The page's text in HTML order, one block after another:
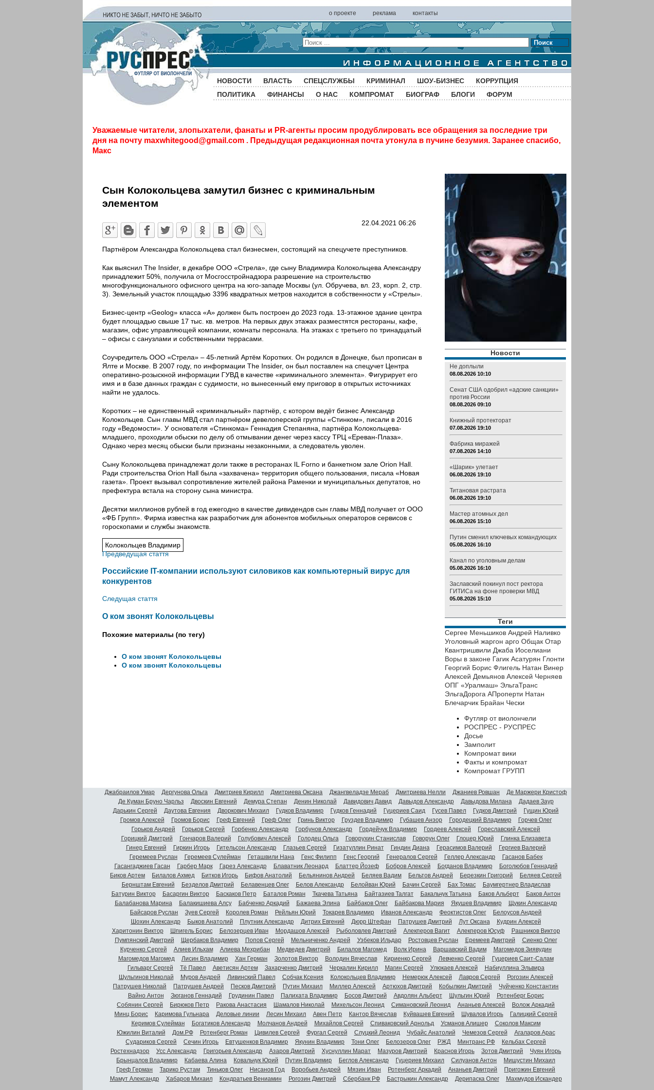
о проекте реклама контакты
Поиск
НОВОСТИ ВЛАСТЬ СПЕЦСЛУЖБЫ КРИМИНАЛ ШОУ-БИЗНЕС
КОРРУПЦИЯ
ПОЛИТИКА
ФИНАНСЫ О НАС КОМПРОМАТ БИОГРАФ БЛОГИ ФОРУМ
Уважаемые читатели, злопыхатели, фанаты и PR-агенты просим продублировать все обращения за последние три
дня на почту maxwhitegood@gmail.com . Предыдущая редакционная почта утонула в пучине безумия. Заранее спасибо,
Макс
Сын Колокольцева замутил бизнес с криминальным
элементом
22.04.2021 06:26
Партнёром Александра Колокольцева стал бизнесмен, состоящий на спецучете преступников.
Как выяснил The Insider, в декабре ООО «Стрела», где сыну Владимира Колокольцева Александру
принадлежит 50%, получила от Мосгосстройнадзора разрешение на строительство
многофункционального офисного центра на юго-западе Москвы (ул. Обручева, вл. 23, корп. 2, стр.
3). Земельный участок площадью 3396 квадратных метров находится в собственности у «Стрелы».
Бизнес-центр «Geolog» класса «А» должен быть построен до 2023 года. 13-этажное здание центра
будет площадью свыше 17 тыс. кв. метров. На первых двух этажах разместятся рестораны, кафе,
магазин, офис управляющей компании, комнаты персонала. На этажах с третьего по тринадцатый
– офисы с санузлами и собственными террасами.
Соучредитель ООО «Стрела» – 45-летний Артём Коротких. Он родился в Донецке, был прописан в
Ялте и Москве. В 2007 году, по информации The Insider, он был поставлен на спецучет Центра
оперативно-розыскной информации ГУВД в качестве «криминального элемента». Фигурирует его
имя и в базе данных граждан с судимости, но вынесенный ему приговор в открытых источниках
найти не удалось.
Коротких – не единственный «криминальный» партнёр, с котором ведёт бизнес Александр
Колокольцев. Сын главы МВД стал партнёром девелоперской группы «Стинком», писали в 2016
году «Ведомости». У основателя «Стинкома» Геннадия Степаняна, партнёра Колокольцева-
младшего, проходили обыски по делу об отмывании денег через кассу ТРЦ «Ереван-Плаза».
Однако через месяц обыски были признаны незаконными, а следователь уволен.
Сыну Колокольцева принадлежат доли также в ресторанах IL Forno и банкетном зале Orion Hall.
Ради строительства Orion Hall была «захвачена» территория общего пользования, писала «Новая
газета». Проект вызывал сопротивление жителей района Раменки и муниципальных депутатов, но
префектура встала на сторону сына министра.
Десятки миллионов рублей в год ежегодно в качестве дивидендов сын главы МВД получает от ООО
«ФБ Групп». Фирма известна как разработчик для абонентов мобильных операторов сервисов с
гороскопами и службы знакомств.
Колокольцев Владимир
Предведущая стаття
Российские IT-компании используют силовиков как компьютерный вирус для
конкурентов
Следущая стаття
О ком звонят Колокольцевы
Похожие материалы (по тегу)
О ком звонят Колокольцевы
О ком звонят Колокольцевы
Новости
Не доплыли
08.08.2026 10:10
Сенат США одобрил «адские санкции»
против России
08.08.2026 09:10
Книжный протекторат
07.08.2026 19:10
Фабрика миражей
07.08.2026 14:10
«Шарик» улетает
06.08.2026 19:10
Титановая растрата
06.08.2026 19:10
Мастер атомных дел
06.08.2026 15:10
Путин сменил ключевых командующих
05.08.2026 16:10
Канал по уголовным делам
05.08.2026 16:10
Заславский покинул пост ректора
ГИТИСа на фоне проверки МВД
05.08.2026 15:10
Теги
Сергее Меньшиков Андрей Наливко
Уголовный жаргон арго Общак Отар
Квантришвили Джаба Иоселиани
Воры в законе Гагик Асатурян Глонти
Георгий Борис Флигель Натан Винер
Алексей Демьянов Алексей Черняев
ОПГ «Уралмаш» ЭльгаТранс
ЭльгаДорога АПроперти Натан
Блечарчик Брайан Чески
Футляр от виолончели
РОСПРЕС - РУСПРЕС
Досье
Замполит
Компромат вики
Факты и компромат
Компромат ГРУПП
Джабраилов Умар Дергунова Ольга Дмитриев Кирилл Дмитриева Оксана Джангвеладзе Мераб Дмитриева Нелли Джаниев Ровшан
Де Маржери Кристоф
Де Куман Бруно Чарльз
Двоскин Евгений Демура Степан Денин Николай Давидович Давид Давыдов Александр Давыдова Милана
Дадаев Заур
Дарькин Сергей
Даутова Евгения Дворкович Михаил Гудков Владимир Гудков Геннадий Гуцериев Саид Гусев Павел Гудков Дмитрий
Гущин Юрий
Громов Алексей
Громов Борис Греф Евгений Греф Олег Гринь Виктор Груздев Владимир Губашев Анзор Городецкий Владимир
Горчев Олег
Горьков Андрей
Горьков Сергей Горбенко Александр Горбунов Александр Гордейчук Владимир Гордеев Алексей
Гореславский Алексей
Горицкий Дмитрий
Гончаров Валерий Голубович Алексей Голодец Ольга Говорухин Станислав Говорун Олег Глоцер Юрий
Глинка Елизавета
Гинер Евгений
Гиркин Игорь Гительсон Александр Глазьев Сергей Гизатуллин Ринат Гиндин Диана Герасимов Валерий
Гергиев Валерий
Геремеев Руслан
Геремеев Сулейман Геташвили Нана Генс Филипп Генс Георгий Генералов Сергей Геллер Александр
Гасанов Бабек
Гасангаджиев Гасан
Гарбер Марк Гарез Александр Блаватник Леонард Блаттер Йозеф Бобров Алексей Богданов Владимир
Боголюбов Геннадий
Биков Артем
Билалов Ахмед Битков Игорь Бифов Анатолий Бельянинов Андрей Беляев Вадим Бельтов Андрей Березкин Григорий
Беляев Сергей
Бернштам Евгений
Безделов Дмитрий Белавенцев Олег Белов Александр Белойван Юрий Бачин Сергей Бах Томас
Баумгертнер Владислав
Батурин Виктор
Басаргин Виктор Баскаков Петр Баталов Роман Ткачева Татьяна Байтазиев Талгат Бакальчук Татьяна Баков Альберт
Баков Антон
Балабанова Марина
Балакишиева Алсу Бабченко Аркадий Бажаева Элина Байбаков Олег Байбакова Мария Якушев Владимир
Щукин Александр
Байсаров Руслан
Зуев Сергей Королев Роман Рейльян Юрий Токарев Владимир Иванов Александр Феоктистов Олег
Белоусов Андрей
Шохин Александр
Быков Анатолий Плутник Александр Дитрих Евгений Дюрр Штефан Патрушев Дмитрий Лут Оксана
Кудрин Алексей
Харитонин Виктор
Шпигель Борис Белозерцев Иван Мордашов Алексей Рыболовлев Дмитрий Алекперов Вагит Алекперов Юсуф
Рашников Виктор
Пумпянский Дмитрий
Щербаков Владимир Попов Сергей Мельниченко Андрей Узбеков Ильдар Ростовцев Руслан Еремеев Дмитрий
Сиенко Олег
Курченко Сергей
Алиев Ильхам Алиева Мехрибан Медведев Дмитрий Билалов Магомед Волк Ирина Варшавский Вадим
Магомедов Зиявудин
Магомедов Магомед
Лисин Владимир Хан Герман Золотов Виктор Володин Вячеслав Кириенко Сергей Левченко Сергей
Гуцериев Саит-Салам
Гильварг Сергей
Тё Павел Аветисян Артем Захарченко Дмитрий Черкалин Кирилл Магин Сергей Улюкаев Алексей
Набиуллина Эльвира
Шульгинов Николай
Муров Андрей Ливинский Павел Собчак Ксения Колокольцев Владимир Немерюк Алексей Лавров Сергей
Рогозин Алексей
Патрушев Николай
Патрушев Андрей Песков Дмитрий Путин Михаил Миллер Алексей Артюхов Дмитрий Кобылкин Дмитрий
Чуйченко Константин
Вайно Антон
Зюганов Геннадий Грудинин Павел Палихата Владимир Босов Дмитрий Авдолян Альберт Шульгин Юрий
Ротенберг Борис
Собянин Сергей
Бирюков Петр Ракова Анастасия Шамалов Николай Михельсон Леонид Симановский Леонид Ананьев Алексей
Волож Аркадий
Минц Борис
Каримова Гульнара Деловые линии Лесин Михаил Авен Петр Кантор Вячеслав Куйвашев Евгений Шувалов Игорь
Галицкий Сергей
Керимов Сулейман
Богатиков Александр Молчанов Андрей Михайлов Сергей Спиваковский Арнольд Усманов Алишер
Соколов Максим
Южилин Виталий
Дом.РФ Ротенберг Роман Цивилев Сергей Фургал Сергей Слуцкий Леонид Чубайс Анатолий Чемезов Сергей
Агаларов Арас
Судариков Сергей
Сечин Игорь Евтушенков Владимир Якунин Владимир Тони Олег Белозеров Олег РЖД Минтранс РФ
Кельбах Сергей
Ростехнадзор
Усс Александр Григорьев Александр Азаров Дмитрий Хуснуллин Марат Мазуров Дмитрий Краснов Игорь Зотов Дмитрий
Чуян Игорь
Брынцалов Владимир
Кабаева Алина Ковальчук Юрий Путин Владимир Беглов Александр Гуцериев Михаил Силуанов Антон
Мишустин Михаил
Греф Герман
Тарико Рустам Тиньков Олег Нисанов Год Воробьев Андрей Мязин Иван Ротенберг Аркадий Ананьев Дмитрий
Пригожин Евгений
Мамут Александр
Хабаров Михаил Кондратьев Вениамин Рогозин Дмитрий Сбербанк РФ Бастрыкин Александр Дерипаска Олег Махмудов Искандер